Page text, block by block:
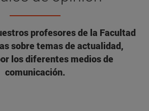
profesores de la Facultad
sobre temas de actualidad,
los diferentes medios de
comunicación.